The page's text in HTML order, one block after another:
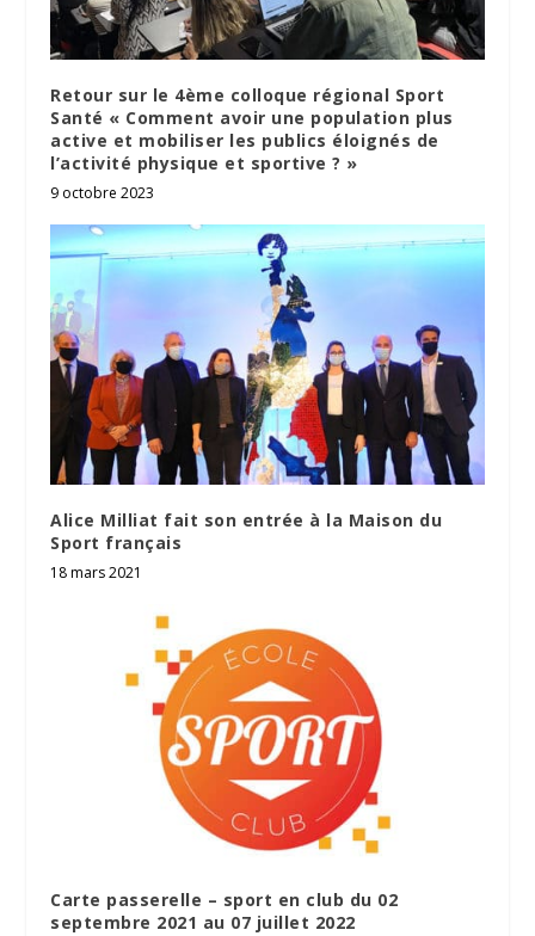
Retour sur le 4ème colloque régional Sport
Santé « Comment avoir une population plus
active et mobiliser les publics éloignés de
l’activité physique et sportive ? »
9 octobre 2023
Alice Milliat fait son entrée à la Maison du
Sport français
18 mars 2021
Carte passerelle – sport en club du 02
septembre 2021 au 07 juillet 2022